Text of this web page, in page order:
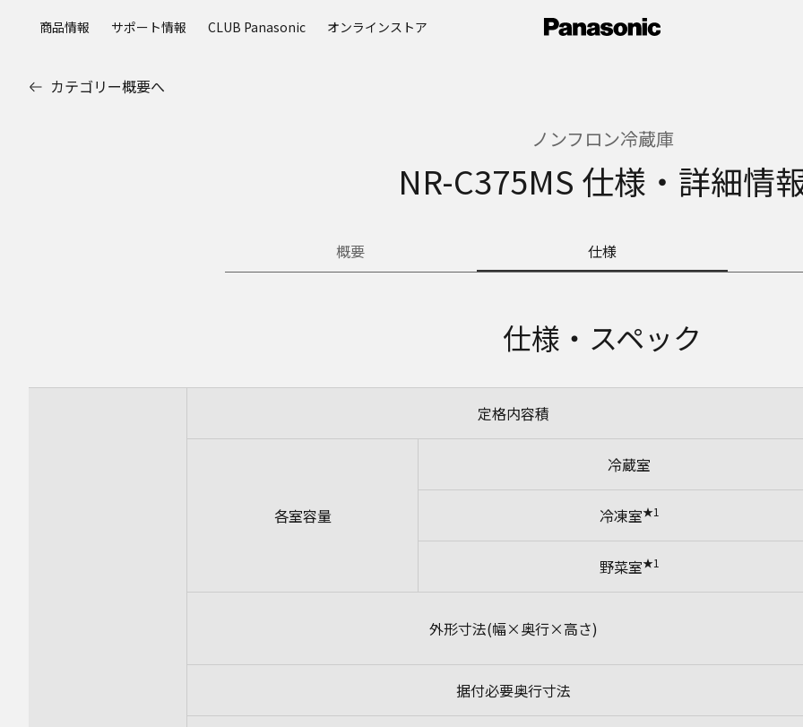
商品情報 サポート情報 CLUB Panasonic オンラインストア
カテゴリー概要へ
ノンフロン冷蔵庫
NR-C375MS 仕様・詳細情
概要 仕様
仕様・スペック
定格内容積
各室容量
冷蔵室
冷凍室★1
野菜室★1
外形寸法(幅×奥行×高さ)
据付必要奥行寸法